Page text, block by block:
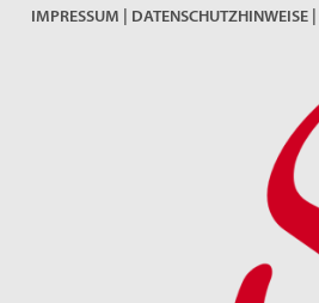
IMPRESSUM DATENSCHUTZHINWEISE